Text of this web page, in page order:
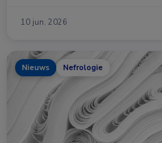
10 jun. 2026
Nieuws Nefrologie